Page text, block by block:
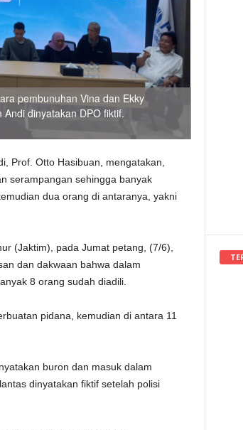
pembunuhan Vina dan Ekky
dinyatakan DPO fiktif.
Prof. Otto Hasibuan, mengatakan,
serampangan sehingga banyak
dua orang di antaranya, yakni
(Jaktim), pada Jumat petang, (7/6),
dan dakwaan bahwa dalam
8 orang sudah diadili.
pidana, kemudian di antara 11
buron dan masuk dalam
dinyatakan fiktif setelah polisi